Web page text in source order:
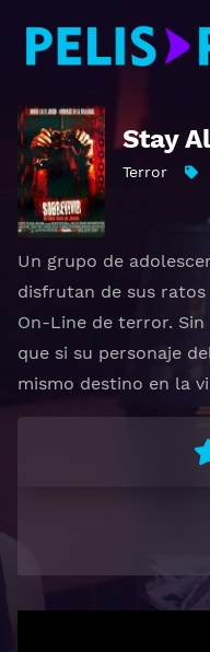
Stay
Terror
Un grupo de
disfrutan de sus
On-Line de terror.
que si su personaje
mismo destino en la